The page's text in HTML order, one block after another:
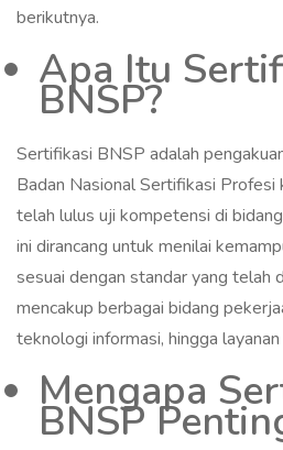
berikutnya.
Apa Itu
BNSP?
Sertifikasi BNSP adalah
Badan Nasional Sertifikasi Profesi
telah lulus uji kompetensi di
ini dirancang untuk menilai
sesuai dengan standar yang telah
mencakup berbagai bidang
teknologi informasi, hingga
Mengapa
BNSP